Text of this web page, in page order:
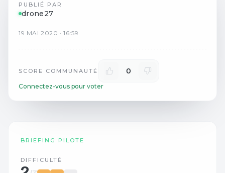
PUBLIÉ PAR
drone27
19 MAI 2020 ·16:59
SCORE COMMUNAUTÉ 0
Connectez-vous pour voter
BRIEFING PILOTE
DIFFICULTÉ